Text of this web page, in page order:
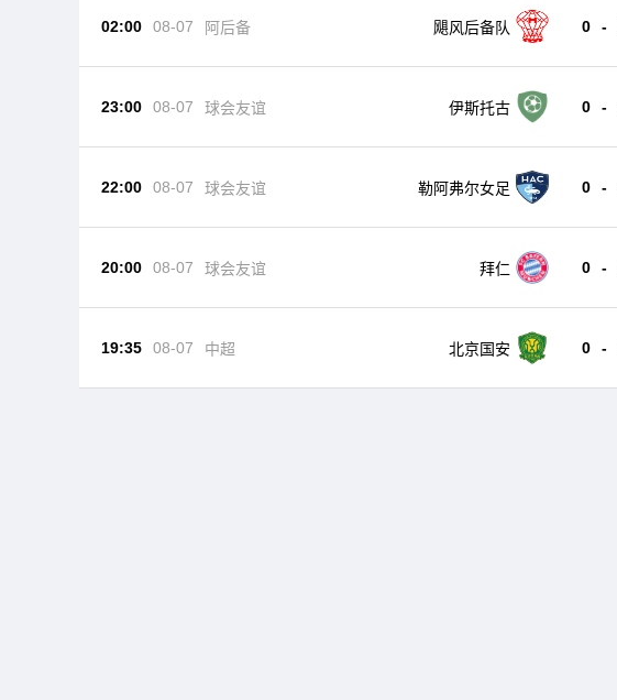
02:00 08-07 阿后备 飓风后备队 0 -
23:00 08-07 球会友谊 伊斯托古 0 -
22:00 08-07 球会友谊 勒阿弗尔女足 0 -
20:00 08-07 球会友谊 拜仁 0 -
19:35 08-07 中超 北京国安 0 -